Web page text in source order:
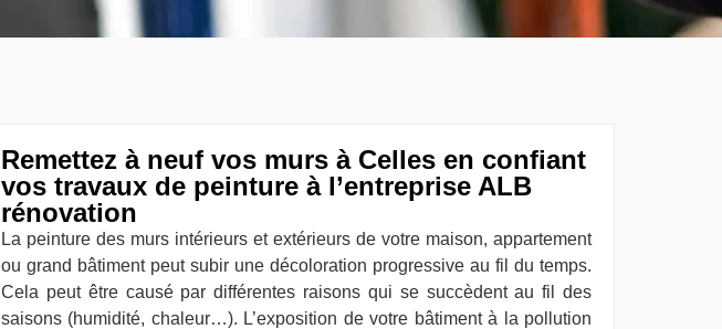
Remettez à neuf vos murs à Celles en confiant
vos travaux de peinture à l’entreprise ALB
rénovation
La peinture des murs intérieurs et extérieurs de votre maison, appartement
ou grand bâtiment peut subir une décoloration progressive au fil du temps.
Cela peut être causé par différentes raisons qui se succèdent au fil des
saisons (humidité, chaleur…). L’exposition de votre bâtiment à la pollution